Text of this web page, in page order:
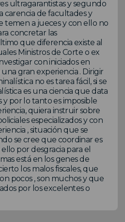
ultragarantistas y segundo
carencia de facultades y
temen a jueces y con ello no
concretar las
que diferencia existe al
Ministros de Corte o ex
con iniciados en
gran experiencia . Dirigir
no es tarea fácil, si se
es una ciencia que data
y por lo tanto es imposible
quiera instruir sobre
especializados y con
, situación que se
se cree que coordinar es
por desgracia para el
está en los genes de
los malos fiscales, que
pocos , son muchos y que
por los excelentes o